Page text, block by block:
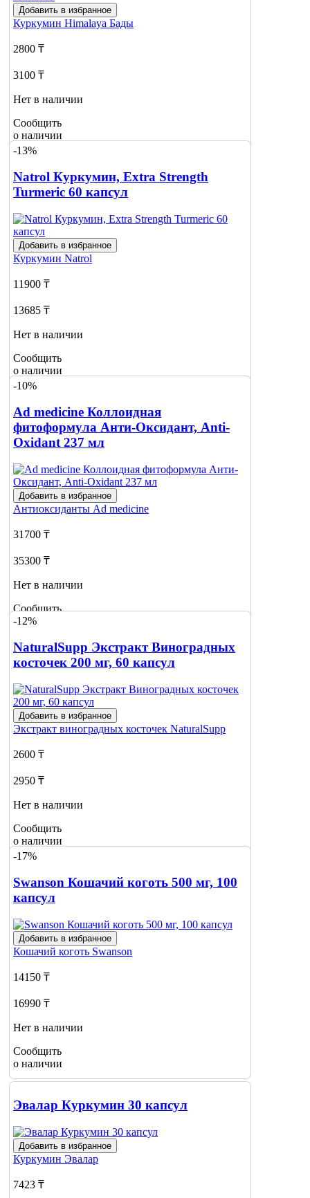
Добавить в избранное
Куркумин Himalaya Бады
2800 ₸
3100 ₸
Нет в наличии
Сообщить
о наличии
1
-13%
Natrol Куркумин, Extra Strength
Turmeric 60 капсул
Добавить в избранное
Куркумин Natrol
11900 ₸
13685 ₸
Нет в наличии
Сообщить
о наличии
-10%
Ad medicine Коллоидная
фитоформула Анти-Оксидант, Anti-
Oxidant 237 мл
Добавить в избранное
Антиоксиданты Ad medicine
31700 ₸
35300 ₸
Нет в наличии
Сообщить
о наличии
-12%
NaturalSupp Экстракт Виноградных
косточек 200 мг, 60 капсул
Добавить в избранное
Экстракт виноградных косточек NaturalSupp
2600 ₸
2950 ₸
Нет в наличии
Сообщить
о наличии
-17%
Swanson Кошачий коготь 500 мг, 100
капсул
Добавить в избранное
Кошачий коготь Swanson
14150 ₸
16990 ₸
Нет в наличии
Сообщить
о наличии
Эвалар Куркумин 30 капсул
Добавить в избранное
Куркумин Эвалар
7423 ₸